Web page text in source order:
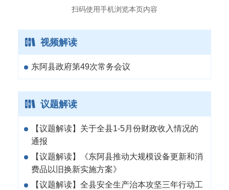
扫码使用手机浏览本页内容
视频解读
东阿县政府第49次常务会议
议题解读
【议题解读】关于全县1-5月份财政收入情况的
通报
【议题解读】《东阿县推动大规模设备更新和消
费品以旧换新实施方案》
【议题解读】全县安全生产治本攻坚三年行动工